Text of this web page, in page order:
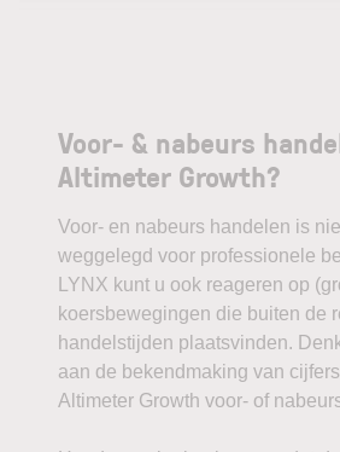
Voor- & nabeurs
Altimeter Growth?
Voor- en nabeurs handelen is
weggelegd voor professionele
LYNX kunt u ook reageren op
koersbewegingen die buiten de
handelstijden plaatsvinden.
aan de bekendmaking van
Altimeter Growth voor- of